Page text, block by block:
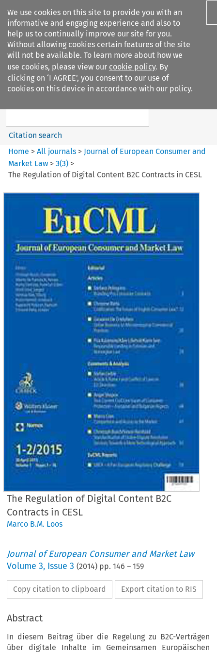
We use cookies on this site to provide you with an
informative and engaging experience and also to
help us to continually improve our site for you.
Without allowing cookies certain features of the site
will not be available. To learn more about how we
use cookies, please view our cookie policy. By
clicking on ‘I AGREE’, you consent to our use of
cookies on this device in accordance with our policy.
Search filters
Journal of European Consumer
Search content
Citation search
Home >All journals > Journal of European Consumer and
Market Law >3(3) >
The Regulation of Digital Content B2C Contracts in CESL
The Regulation of Digital Content B2C
Contracts in CESL
Marco B.M. Loos
Journal of European Consumer and Market Law
Volume3, Issue 3 (2014) pp.146 –159
Copy citation to clipboard Export citation to RIS
Abstract
In diesem Beitrag über die Regelung zu B2C-Verträgen
über digitale Inhalte im Gemeinsamen Europäischen